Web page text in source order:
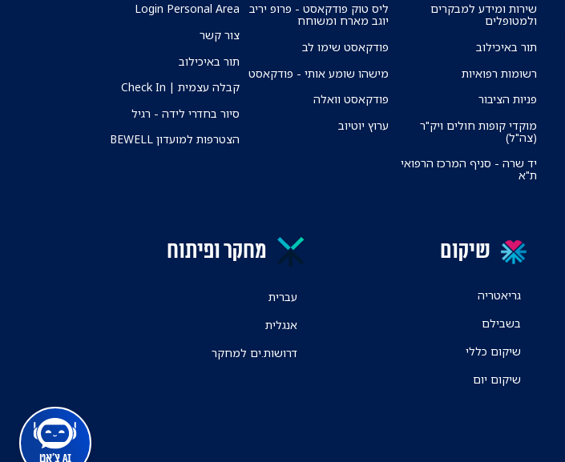
AI צ'אט
שירות ומידע למבקרים
ולמטופלים
תור באיכילוב
רשומות רפואיות
פניות הציבור
מוקדי קופות חולים ויק"ר
(צה"ל)
יד שרה - סניף המרכז הרפואי
ת"א
ליס טוק פודקאסט - פרופ יריב
יוגב מארח ומשוחח
פודקאסט שימו לב
מישהו שומע אותי - פודקאסט
פודקאסט וואלה
ערוץ יוטיוב
Login Personal Area
צור קשר
תור באיכילוב
קבלה עצמית | Check In
סיור בחדרי לידה - רגיל
הצטרפות למועדון BEWELL
שיקום
גריאטריה
בשבילם
שיקום כללי
שיקום יום
מחקר ופיתוח
עברית
אנגלית
דרושות.ים למחקר